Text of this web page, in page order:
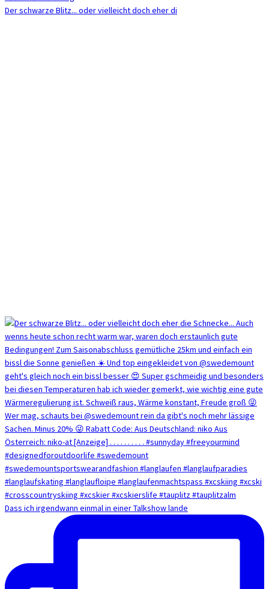
Der schwarze Blitz... oder vielleicht doch eher di
Dass ich irgendwann einmal in einer Talkshow lande